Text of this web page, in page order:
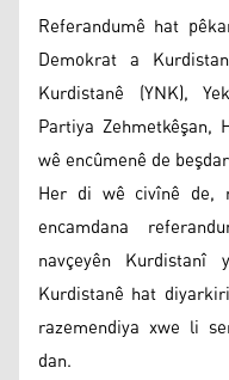
Referandumê hat
Demokrat a
Kurdistanê (YNK),
Partiya
wê encûmenê de
Her di wê civînê de,
encamdana
navçeyên
Kurdistanê hat
razemendiya xwe li
dan.